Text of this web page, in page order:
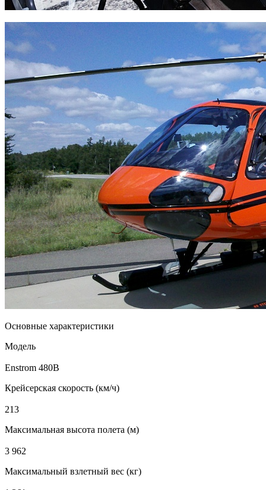
Основные характеристики
Модель
Enstrom 480B
Крейсерская скорость (км/ч)
213
Максимальная высота полета (м)
3 962
Максимальный взлетный вес (кг)